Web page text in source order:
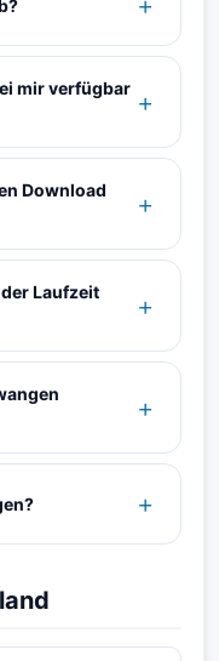
mir verfügbar
Download
Laufzeit